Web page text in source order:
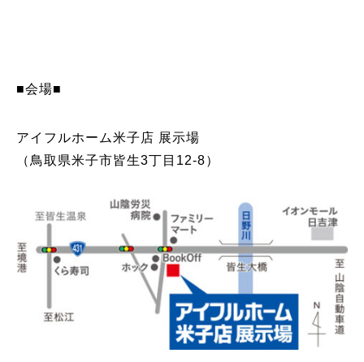
■会場■
アイフルホーム米子店 展示場
（鳥取県米子市皆生3丁目12-8）